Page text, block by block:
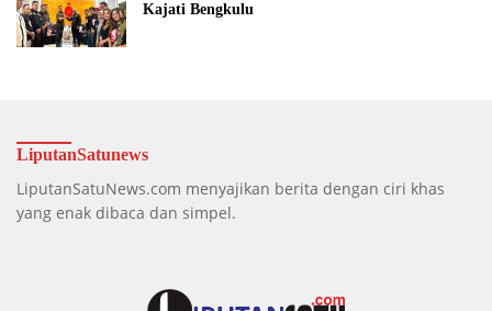
Kajati Bengkulu
LiputanSatunews
LiputanSatuNews.com menyajikan berita dengan ciri khas
yang enak dibaca dan simpel.